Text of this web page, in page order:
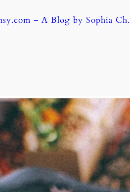
– A Blog by Sophia